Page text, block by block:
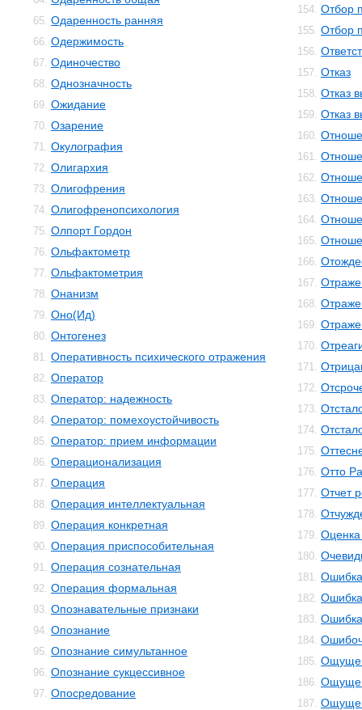
65. Одаренность ранняя
66. Одержимость
67. Одиночество
68. Однозначность
69. Ожидание
70. Озарение
71. Окулография
72. Олигархия
73. Олигофрения
74. Олигофренопсихология
75. Олпорт Гордон
76. Ольфактометр
77. Ольфактометрия
78. Онанизм
79. Оно(Ид)
80. Онтогенез
81. Оперативность психического отражения
82. Оператор
83. Оператор: надежность
84. Оператор: помехоустойчивость
85. Оператор: прием информации
86. Операционализация
87. Операция
88. Операция интеллектуальная
89. Операция конкретная
90. Операция приспособительная
91. Операция сознательная
92. Операция формальная
93. Опознавательные признаки
94. Опознание
95. Опознание симультанное
96. Опознание сукцессивное
97. Опосредование
154. Отбор
155. Отбор
156.
157. Отказ
158. Отказ
159. Отказ
160.
161.
162.
163.
164.
165.
166.
167.
168.
169.
170.
171.
172.
173.
174.
175.
176. Отто
177. Отчет
178.
179. Оценка
180.
181. Ошибка
182.
183.
184.
185.
186.
187.